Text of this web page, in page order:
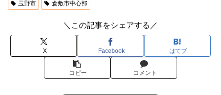
玉野市
倉敷市中心部
＼この記事をシェアする／
X Facebook はてブ
コピー コメント